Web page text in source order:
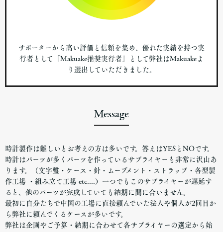
サポーターから高い評価と信頼を集め、優れた実績を持つ実
行者として「Makuake推奨実行者」として弊社はMakuakeよ
り選出していただきました。
Message
時計製作は難しいとお考えの方は多いです。答えはYESとNOです。
時計はパーツが多くパーツを作っているサプライヤーも非常に沢山あ
ります。（文字盤・ケース・針・ムーブメント・ストラップ・各型製
作工場 ・組み立て工場 etc....）一つでもこのサプライヤーが遅延す
ると、他のパーツが完成していても納期に間に合いません。
最初に自分たちで中国の工場に直接頼んでいた法人や個人が2回目か
ら弊社に頼んでくるケースが多いです。
弊社は企画やご予算・納期に合わせて各サプライヤーの選定から始